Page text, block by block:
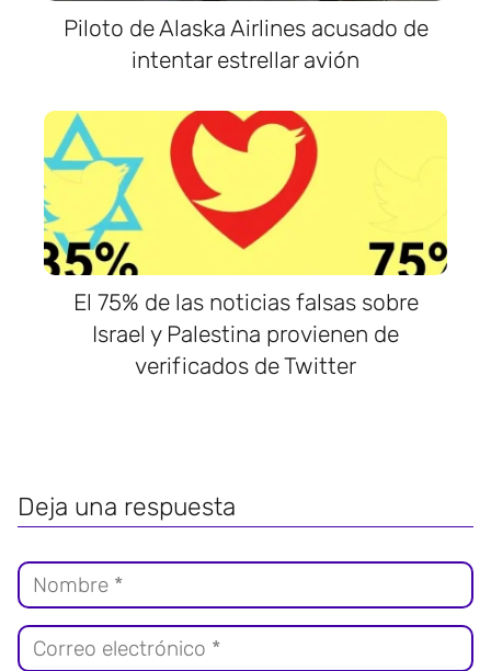
Piloto de Alaska Airlines acusado de
intentar estrellar avión
El 75% de las noticias falsas sobre
Israel y Palestina provienen de
verificados de Twitter
Deja una respuesta